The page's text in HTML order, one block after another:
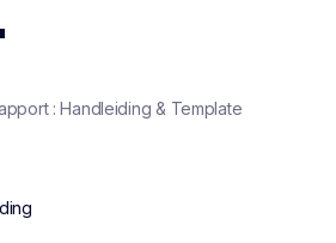
: Handleiding & Template